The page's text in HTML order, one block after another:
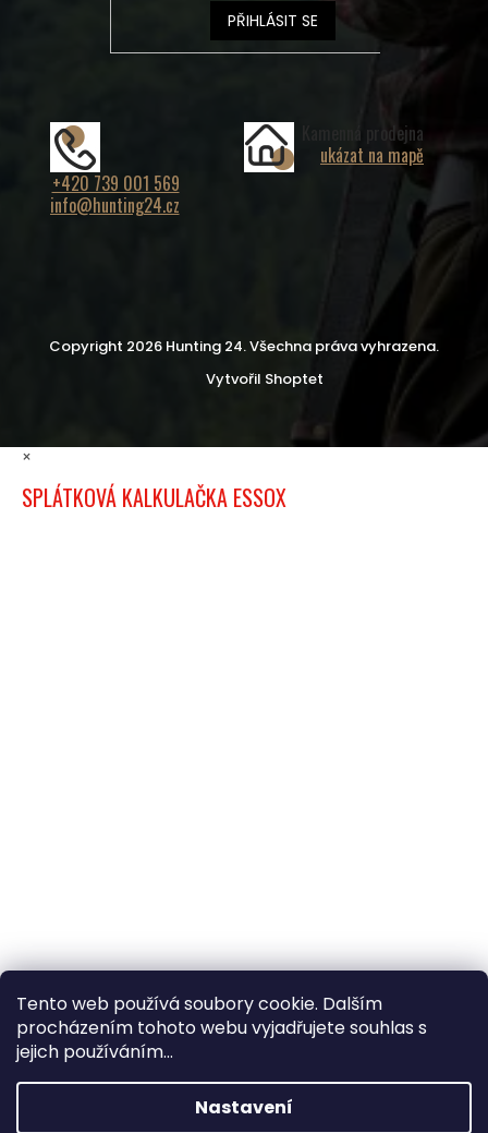
Tento web používá soubory cookie. Dalším
procházením tohoto webu vyjadřujete souhlas s
jejich používáním...
Nastavení
PŘIHLÁSIT SE
+420 739 001 569
info@hunting24.cz
Kamenná prodejna
ukázat na mapě
Vytvořil Shoptet
Copyright 2026 Hunting 24. Všechna práva vyhrazena.
×
SPLÁTKOVÁ KALKULAČKA ESSOX
×
Hledáte nejvýhodnější cenu? Získáte jí
pomocíregistrace